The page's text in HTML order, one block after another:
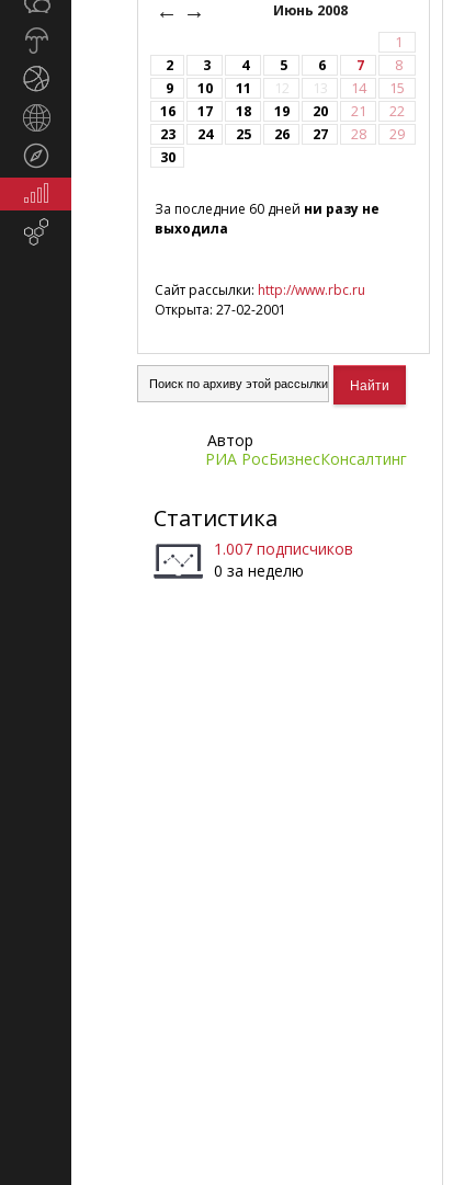
← Июнь 2008
→
1
2
3 4 5 6 7
8
9
10 11 12 13 14
15
16
17 18 19 20 21
22
23
24 25 26 27 28
29
30
За последние 60 дней ни разу не
выходила
Сайт рассылки: http://www.rbc.ru
Открыта: 27-02-2001
Автор
РИА РосБизнесКонсалтинг
Статистика
1.007 подписчиков
0 за неделю